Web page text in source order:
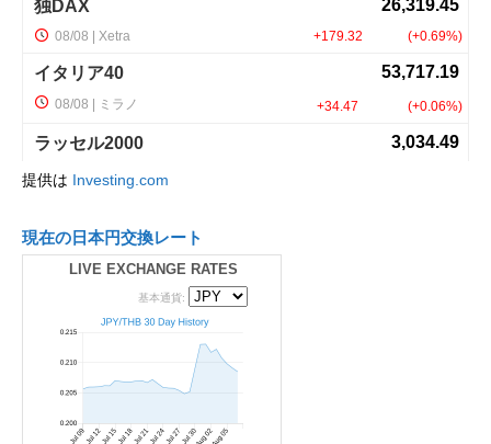
提供は Investing.com
現在の日本円交換レート
LIVE EXCHANGE RATES